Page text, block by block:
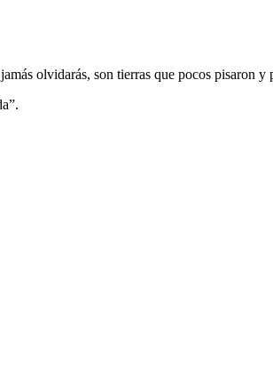
olvidarás, son tierras que pocos pisaron y